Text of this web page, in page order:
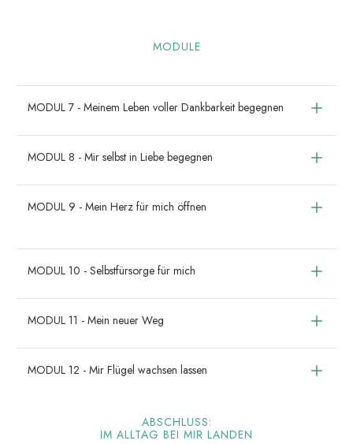
MODULE
MODUL 7 - Meinem Leben voller Dankbarkeit begegnen
MODUL 8 - Mir selbst in Liebe begegnen
MODUL 9 - Mein Herz für mich öffnen
MODUL 10 - Selbstfürsorge für mich
MODUL 11 - Mein neuer Weg
MODUL 12 - Mir Flügel wachsen lassen
ABSCHLUSS:
IM ALLTAG BEI MIR LANDEN